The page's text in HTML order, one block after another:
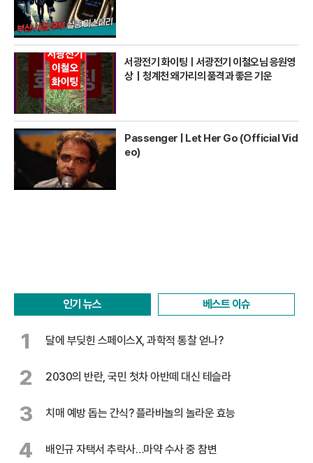
서광전기 화이팅ㅣ서광전기 이철오님 응원영
상｜청계천 왜가리의 품격과 좋은 기운
Passenger | Let Her Go (Official Vid
eo)
인기 뉴스 베스트 이슈
1 달에 부딪힌 스페이스X, 과학적 통찰 얻나?
2 2030의 반란, 국민 첫차 아반떼 대신 테슬라
3 치매 예방 돕는 간식? 플라바놀의 놀라운 효능
4 배인규 자택서 추락사…마약 수사 중 참변